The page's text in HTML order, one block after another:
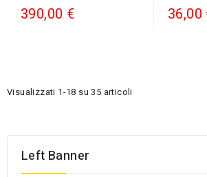
390,00 € 36,00
Visualizzati 1-18 su 35 articoli
Left Banner